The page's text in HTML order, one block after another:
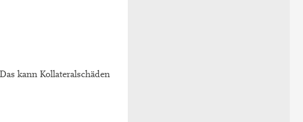
kann Kollateralschäden